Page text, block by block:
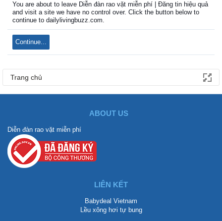
You are about to leave Diễn đàn rao vặt miễn phí | Đăng tin hiệu quả
and visit a site we have no control over. Click the button below to
continue to dailylivingbuzz.com.
Continue...
Trang chủ
ABOUT US
Diễn đàn rao vặt miễn phí
LIÊN KẾT
Babydeal Vietnam
Lều xông hơi tự bung